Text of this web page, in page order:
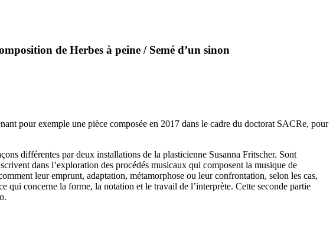
de Herbes à peine / Semé d’un sinon
pour exemple une pièce composée en 2017 dans le cadre du doctorat SACRe, pour
différentes par deux installations de la plasticienne Susanna Fritscher. Sont
dans l’exploration des procédés musicaux qui composent la musique de
leur emprunt, adaptation, métamorphose ou leur confrontation, selon les cas,
qui concerne la forme, la notation et le travail de l’interprète. Cette seconde partie